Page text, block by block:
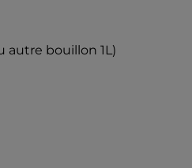
autre bouillon 1L)